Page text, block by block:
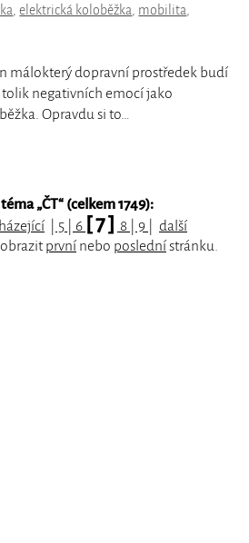
,elektrická koloběžka, mobilita,
málokterý dopravní prostředek budí
negativních emocí jako
Opravdu si to…
„ČT“ (celkem 1749):
5 6 [ 7 ] 8 9
další
první nebo poslednístránku.